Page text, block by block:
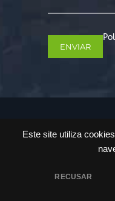
Este site utiliza
RECUSAR